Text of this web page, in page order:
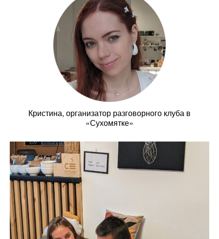
Кристина, организатор разговорного клуба в
«Сухомятке»